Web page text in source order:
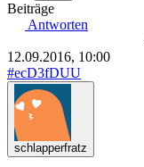
Beiträge
Antworten
12.09.2016, 10:00
#ecD3fDUU
schlapperfratz